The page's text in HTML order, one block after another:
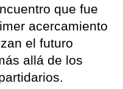
que fue
acercamiento
el futuro
allá de los